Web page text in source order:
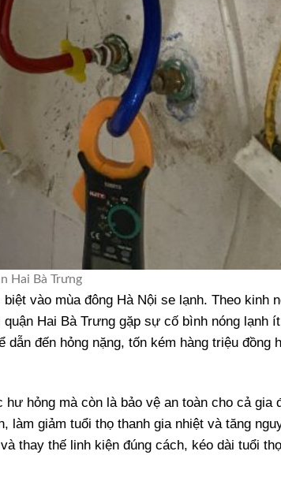
Hai Bà Trưng
vào mùa đông Hà Nội se lạnh. Theo kinh
Hai Bà Trưng gặp sự cố bình nóng lạnh
đến hỏng nặng, tốn kém hàng triệu đồng
hư hỏng mà còn là bảo vệ an toàn cho cả gia
làm giảm tuổi thọ thanh gia nhiệt và tăng
thay thế linh kiện đúng cách, kéo dài tuổi